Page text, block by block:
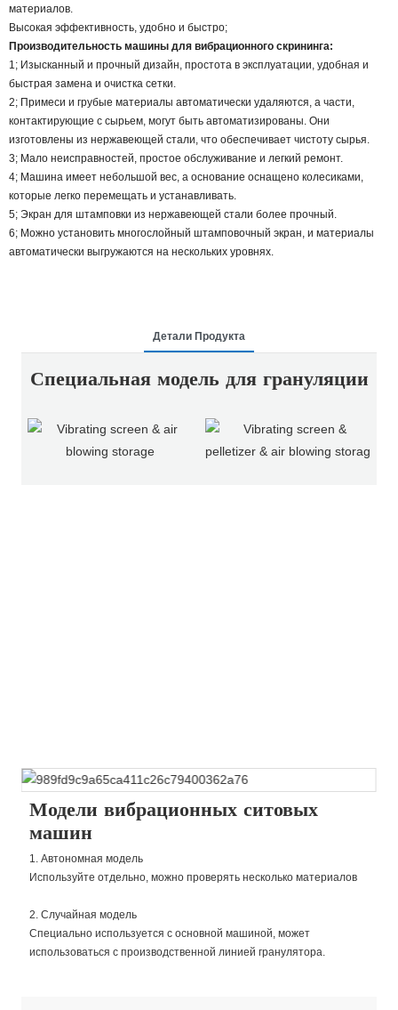
материалов.
Высокая эффективность, удобно и быстро;
Производительность машины для вибрационного скрининга:
1; Изысканный и прочный дизайн, простота в эксплуатации, удобная и
быстрая замена и очистка сетки.
2; Примеси и грубые материалы автоматически удаляются, а части,
контактирующие с сырьем, могут быть автоматизированы. Они
изготовлены из нержавеющей стали, что обеспечивает чистоту сырья.
3; Мало неисправностей, простое обслуживание и легкий ремонт.
4; Машина имеет небольшой вес, а основание оснащено колесиками,
которые легко перемещать и устанавливать.
5; Экран для штамповки из нержавеющей стали более прочный.
6; Можно установить многослойный штамповочный экран, и материалы
автоматически выгружаются на нескольких уровнях.
Детали Продукта
Специальная модель для грануляции
Модели вибрационных ситовых
машин
1. Автономная модель
Используйте отдельно, можно проверять несколько материалов
2. Случайная модель
Специально используется с основной машиной, может
использоваться с производственной линией гранулятора.